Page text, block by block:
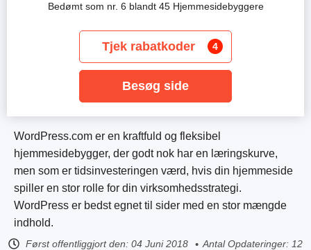
WordPress.com er en kraftfuld og fleksibel
hjemmesidebygger, der godt nok har en læringskurve,
men som er tidsinvesteringen værd, hvis din hjemmeside
spiller en stor rolle for din virksomhedsstrategi.
WordPress er bedst egnet til sider med en stor mængde
indhold.
Først offentliggjort den: 04 Juni 2018 Antal Opdateringer: 12
Bedømt som nr. 6 blandt 45 Hjemmesidebyggere
Tjek rabatkoder 4
Besøg side